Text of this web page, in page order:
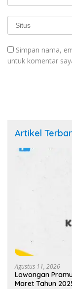
Simpan nama,
untuk komentar
Artikel
Agustus 11, 2026
Lowongan
Maret Tahun